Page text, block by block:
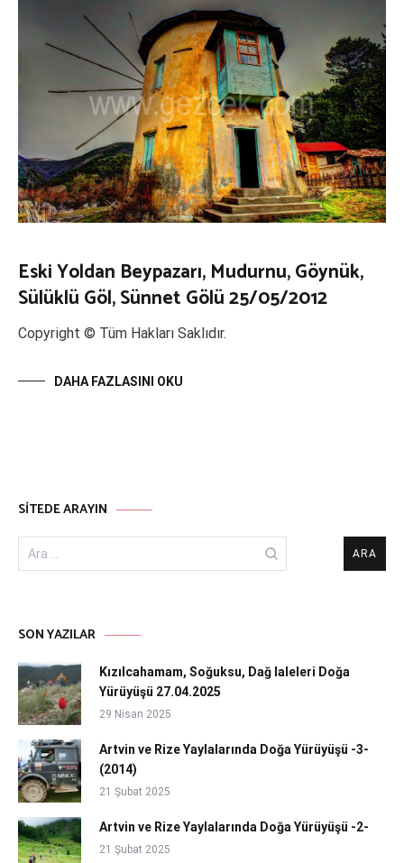
Eski Yoldan Beypazarı, Mudurnu, Göynük,
Sülüklü Göl, Sünnet Gölü 25/05/2012
Copyright © Tüm Hakları Saklıdır.
DAHA FAZLASINI OKU
SITEDE ARAYIN
Arama:
SON YAZILAR
Kızılcahamam, Soğuksu, Dağ laleleri Doğa
Yürüyüşü 27.04.2025
29 Nisan 2025
Artvin ve Rize Yaylalarında Doğa Yürüyüşü -3-
(2014)
21 Şubat 2025
Artvin ve Rize Yaylalarında Doğa Yürüyüşü -2-
21 Şubat 2025